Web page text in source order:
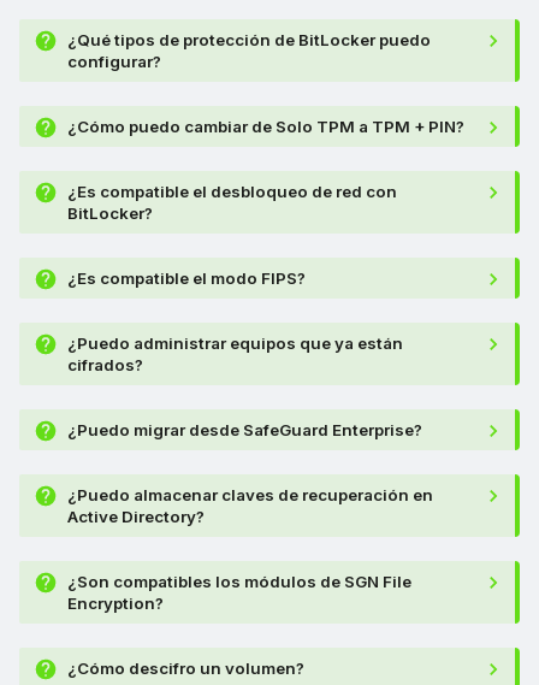
¿Qué tipos de protección de BitLocker puedo
configurar?
¿Cómo puedo cambiar de Solo TPM a TPM + PIN?
¿Es compatible el desbloqueo de red con
BitLocker?
¿Es compatible el modo FIPS?
¿Puedo administrar equipos que ya están
cifrados?
¿Puedo migrar desde SafeGuard Enterprise?
¿Puedo almacenar claves de recuperación en
Active Directory?
¿Son compatibles los módulos de SGN File
Encryption?
¿Cómo descifro un volumen?